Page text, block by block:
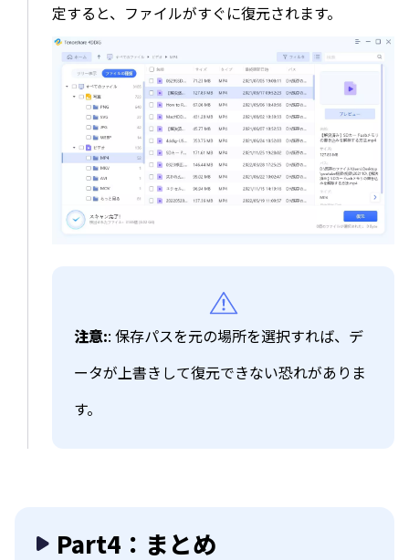
定すると、ファイルがすぐに復元されます。
注意:: 保存パスを元の場所を選択すれば、デ
ータが上書きして復元できない恐れがありま
す。
Part4：まとめ